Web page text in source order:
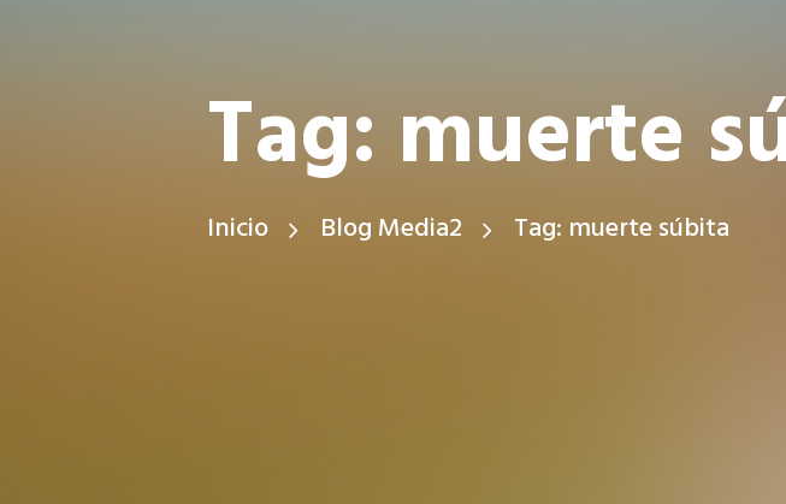
Tag: muerte
Inicio Blog Media2 Tag: muerte súbita